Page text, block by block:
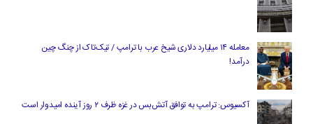
معامله ۱۴ میلیارد دلاری شیخ عرب با ترامپ / تیک‌تاک از چنگ چین
درآمد!
آکسیوس: ترامپ به توافق آتش‌بس در غزه ظرف ۲ روز آینده امیدوار است